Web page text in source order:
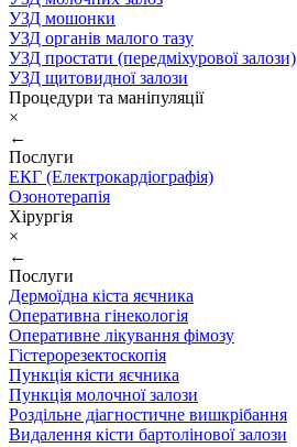
УЗД мошонки
УЗД органів малого тазу
УЗД простати (передміхурової залози)
УЗД щитовидної залози
Процедури та маніпуляції
×
←
Послуги
ЕКГ (Електрокардіографія)
Озонотерапія
Хірургія
×
←
Послуги
Дермоїдна кіста яєчника
Оперативна гінекологія
Оперативне лікування фімозу
Гістерорезектоскопія
Пункція кісти яєчника
Пункція молочної залози
Роздільне діагностичне вишкрібання
Видалення кісти бартолінової залози